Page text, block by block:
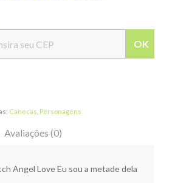
OK
Canecas Personagens
Avaliações (0)
Angel Love Eu sou a metade dela